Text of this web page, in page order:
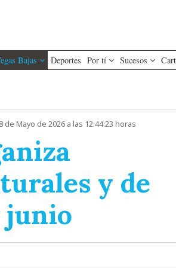
Bajas Deportes Por tí Sucesos
de Mayo de 2026 a las 12:44:23 horas
y de
junio